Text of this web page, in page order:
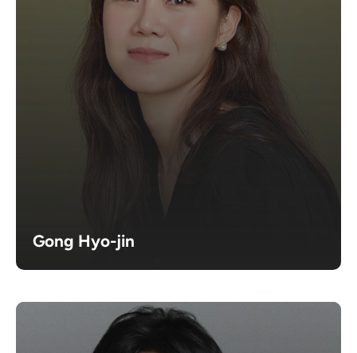
Gong Hyo-jin